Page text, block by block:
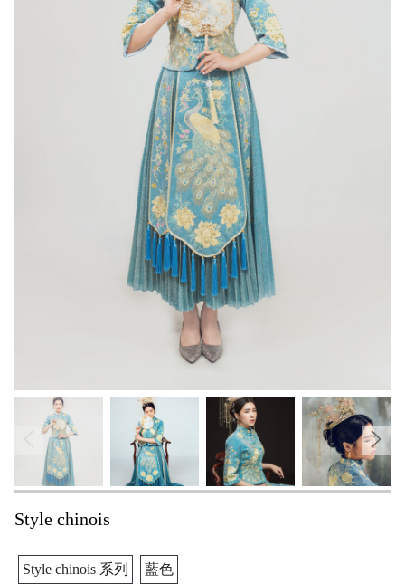
Style chinois
Style chinois 系列 藍色